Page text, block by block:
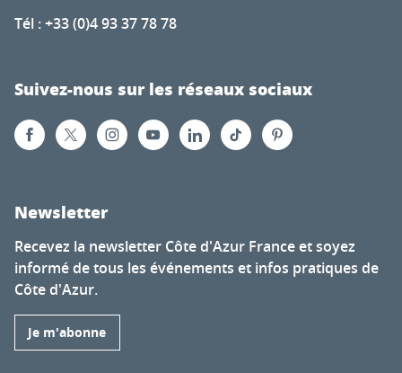
Tél : +33 (0)4 93 37 78 78
Suivez-nous sur les réseaux sociaux
Newsletter
Recevez la newsletter Côte d'Azur France et soyez
informé de tous les événements et infos pratiques de
Côte d'Azur.
Je m'abonne